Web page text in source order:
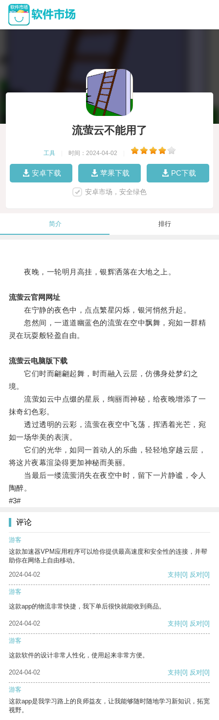
流萤云不能用了
工具 时间：2024-04-02
安卓下载 苹果下载 PC下载
安卓市场，安全绿色
简介 排行
夜晚，一轮明月高挂，银辉洒落在大地之上。
流萤云官网网址
在宁静的夜色中，点点繁星闪烁，银河悄然升起。
忽然间，一道道幽蓝色的流萤在空中飘舞，宛如一群精
灵在玩耍般轻盈自由。
流萤云电脑版下载
它们时而翩翩起舞，时而融入云层，仿佛身处梦幻之
境。
流萤如云中点缀的星辰，绚丽而神秘，给夜晚增添了一
抹奇幻色彩。
透过透明的云彩，流萤在夜空中飞荡，挥洒着光芒，宛
如一场华美的表演。
它们的光华，如同一首动人的乐曲，轻轻地穿越云层，
将这片夜幕渲染得更加神秘而美丽。
当最后一缕流萤消失在夜空中时，留下一片静谧，令人
陶醉。
#3#
评论
游客
这款加速器VPM应用程序可以给你提供最高速度和安全性的连接，并帮
助你在网络上自由移动。
2024-04-02
支持[0] 反对[0]
游客
这款app的物流非常快捷，我下单后很快就能收到商品。
2024-04-02 支持[0] 反对[0]
游客
这款软件的设计非常人性化，使用起来非常方便。
2024-04-02 支持[0] 反对[0]
游客
这款app是我学习路上的良师益友，让我能够随时随地学习新知识，拓宽
视野。